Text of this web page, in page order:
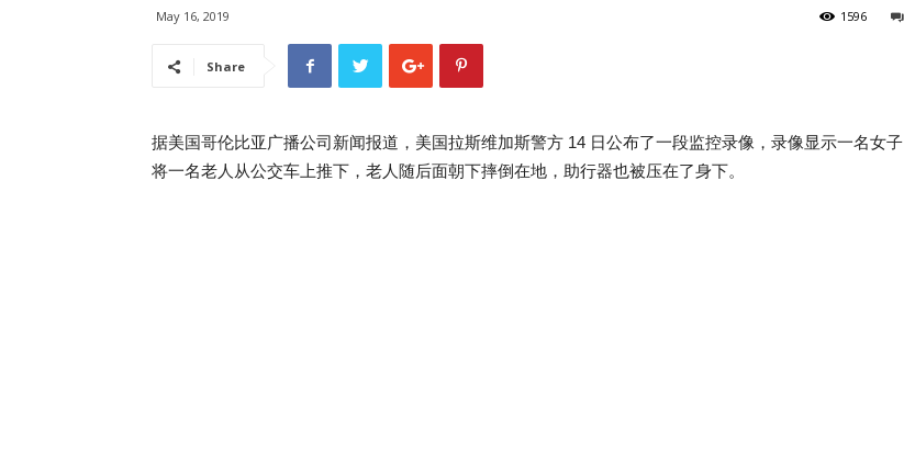
May 16, 2019 1596
Share
据美国哥伦比亚广播公司新闻报道，美国拉斯维加斯警方 14 日公布了一段监控录像，录像显示一名女子
将一名老人从公交车上推下，老人随后面朝下摔倒在地，助行器也被压在了身下。